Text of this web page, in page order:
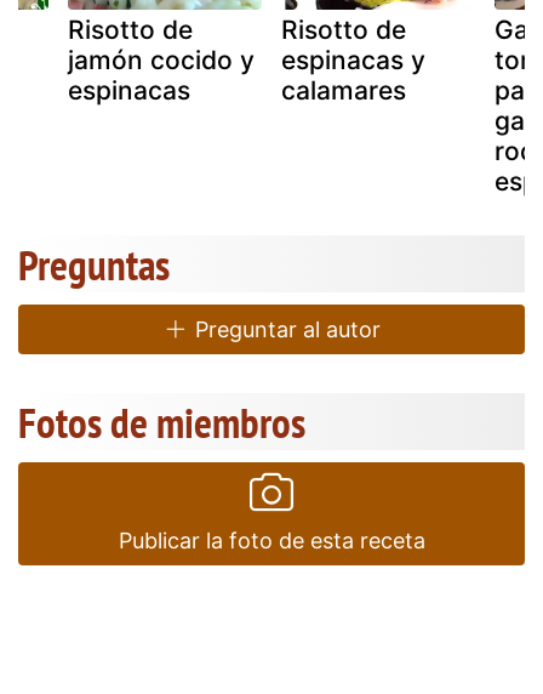
Risotto de
jamón cocido y
espinacas
Risotto de
espinacas y
calamares
Preguntas
Preguntar al autor
Fotos de miembros
Publicar la foto de esta receta